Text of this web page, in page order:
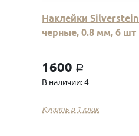
Наклейки
черные, 0.8 мм, 6 шт
1600 a
В наличии: 4
Купить в 1 клик